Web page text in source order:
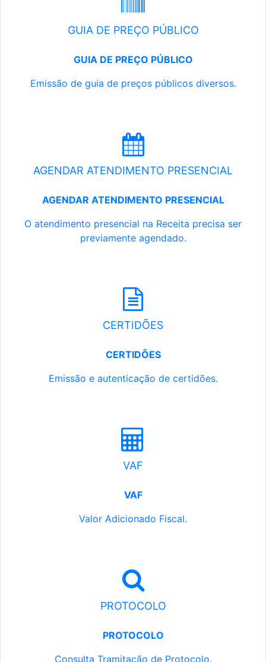
GUIA DE PREÇO PÚBLICO
GUIA DE PREÇO PÚBLICO
Emissão de guia de preços públicos diversos.
AGENDAR ATENDIMENTO PRESENCIAL
AGENDAR ATENDIMENTO PRESENCIAL
O atendimento presencial na Receita precisa ser
previamente agendado.
CERTIDÕES
CERTIDÕES
Emissão e autenticação de certidões.
VAF
VAF
Valor Adicionado Fiscal.
PROTOCOLO
PROTOCOLO
Consulta Tramitação de Protocolo.